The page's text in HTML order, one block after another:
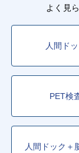
よく見
人間ド
PET検
人間ドック＋